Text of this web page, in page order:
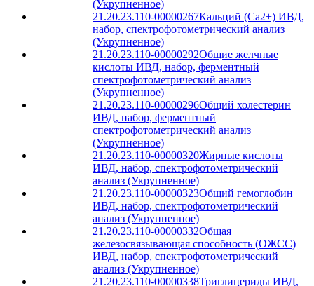
(Укрупненное)
21.20.23.110-00000267Кальций (Ca2+) ИВД,
набор, спектрофотометрический анализ
(Укрупненное)
21.20.23.110-00000292Общие желчные
кислоты ИВД, набор, ферментный
спектрофотометрический анализ
(Укрупненное)
21.20.23.110-00000296Общий холестерин
ИВД, набор, ферментный
спектрофотометрический анализ
(Укрупненное)
21.20.23.110-00000320Жирные кислоты
ИВД, набор, спектрофотометрический
анализ (Укрупненное)
21.20.23.110-00000323Общий гемоглобин
ИВД, набор, спектрофотометрический
анализ (Укрупненное)
21.20.23.110-00000332Общая
железосвязывающая способность (ОЖСС)
ИВД, набор, спектрофотометрический
анализ (Укрупненное)
21.20.23.110-00000338Триглицериды ИВД,